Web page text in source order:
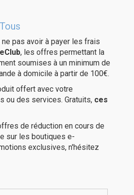
pas avoir à payer les frais
, les offres permettant la
soumises à un minimum de
à domicile à partir de 100€.
offert avec votre
ou des services. Gratuits, ces
de réduction en cours de
sur les boutiques e-
exclusives, n'hésitez